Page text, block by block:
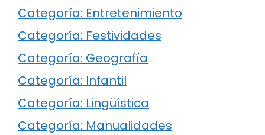
Categoría: Entretenimiento
Categoría: Festividades
Categoría: Geografía
Categoría: Infantil
Categoría: Lingüística
Categoría: Manualidades